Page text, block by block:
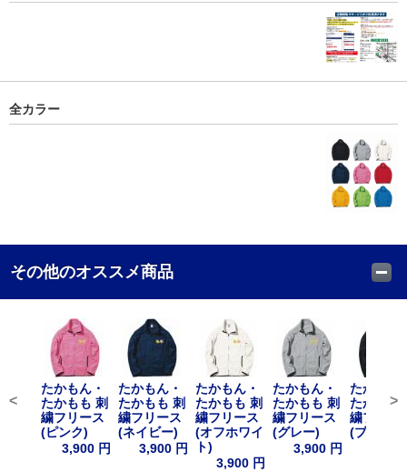
全カラー
その他のオススメ商品
たかもん・
たかもも 刺
繍フリース
(ピンク)
3,900 円
たかもん・
たかもも 刺
繍フリース
(ネイビー)
3,900 円
たかもん・
たかもも 刺
繍フリース
(オフホワイ
ト)
3,900 円
たかもん・
たかもも 刺
繍フリース
(グレー)
3,900 円
たかもん
たかもも
繍フリー
(ブラッ
< >